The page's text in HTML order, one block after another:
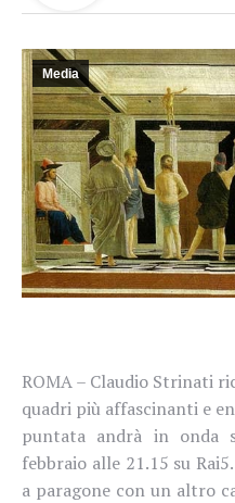
Media
ROMA – Claudio Strinati
quadri più affascinanti e
puntata andrà in onda
febbraio alle 21.15 su Rai5.
a paragone con un altro